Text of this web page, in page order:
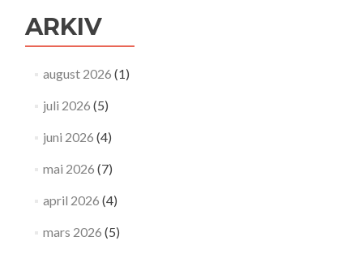
ARKIV
august 2026 (1)
juli 2026 (5)
juni 2026 (4)
mai 2026 (7)
april 2026 (4)
mars 2026 (5)